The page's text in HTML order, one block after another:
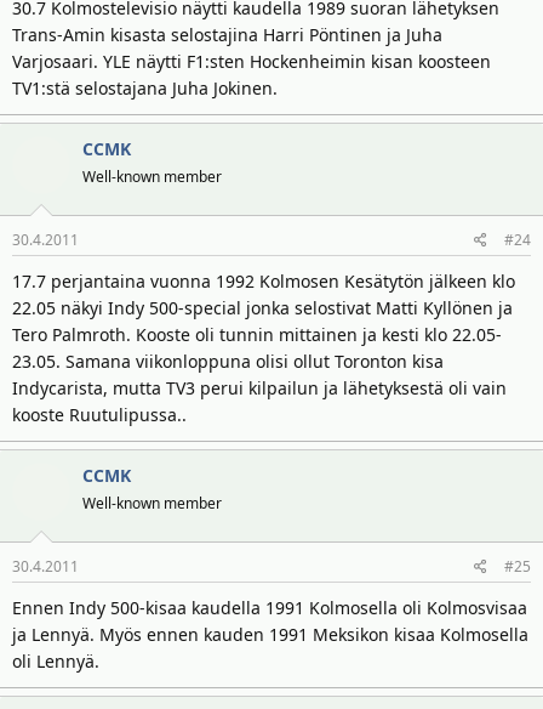
30.7 Kolmostelevisio näytti kaudella 1989 suoran lähetyksen
Trans-Amin kisasta selostajina Harri Pöntinen ja Juha
Varjosaari. YLE näytti F1:sten Hockenheimin kisan koosteen
TV1:stä selostajana Juha Jokinen.
CCMK
Well-known member
30.4.2011 #24
17.7 perjantaina vuonna 1992 Kolmosen Kesätytön jälkeen klo
22.05 näkyi Indy 500-special jonka selostivat Matti Kyllönen ja
Tero Palmroth. Kooste oli tunnin mittainen ja kesti klo 22.05-
23.05. Samana viikonloppuna olisi ollut Toronton kisa
Indycarista, mutta TV3 perui kilpailun ja lähetyksestä oli vain
kooste Ruutulipussa..
CCMK
Well-known member
30.4.2011 #25
Ennen Indy 500-kisaa kaudella 1991 Kolmosella oli Kolmosvisaa
ja Lennyä. Myös ennen kauden 1991 Meksikon kisaa Kolmosella
oli Lennyä.